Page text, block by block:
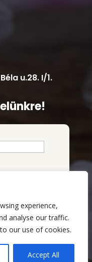
experience,
analyse our traffic.
our use of cookies.
Accept All
u.28. I/1.
az Adatvédelmi